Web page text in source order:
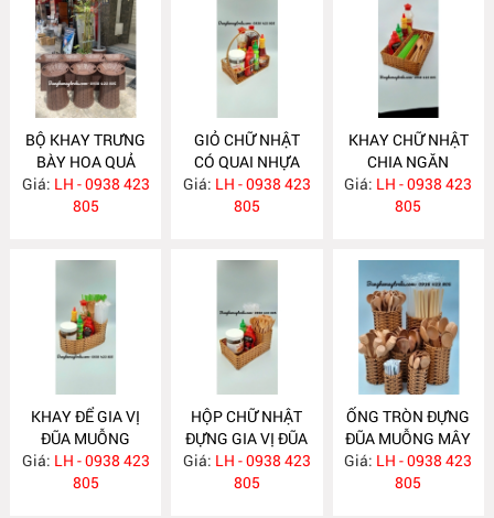
BỘ KHAY TRƯNG
BÀY HOA QUẢ
SIÊU THỊ NH322
Giá: LH - 0938 423
805
GIỎ CHỮ NHẬT
CÓ QUAI NHỰA
GIẢ MÂY NH320
Giá: LH - 0938 423
805
KHAY CHỮ NHẬT
CHIA NGĂN
NH319
Giá: LH - 0938 423
805
KHAY ĐỂ GIA VỊ
ĐŨA MUỖNG
NHỰA GIẢ MÂY
NH317
Giá: LH - 0938 423
805
HỘP CHỮ NHẬT
ĐỰNG GIA VỊ ĐŨA
MUỖNG NH316
Giá: LH - 0938 423
805
ỐNG TRÒN ĐỰNG
ĐŨA MUỖNG MÂY
NHỰA NH318
Giá: LH - 0938 423
805